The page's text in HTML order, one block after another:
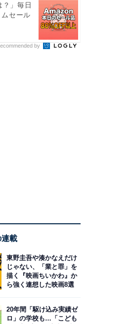
？」毎日
セール
by
載
東野圭吾や湊かなえだけ
じゃない、「業と罪」を
描く『映画ちいかわ』か
ら強く連想した映画8選
20年間「駆け込み実績ゼ
ロ」の学校も…「こども